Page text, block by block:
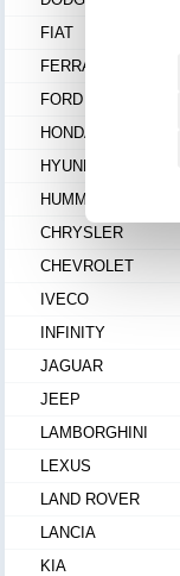
FIAT
FERRARI
FORD
HONDA
HYUNDAI
HUMMER
CHRYSLER
CHEVROLET
IVECO
INFINITY
JAGUAR
JEEP
LAMBORGHINI
LEXUS
LAND ROVER
LANCIA
KIA